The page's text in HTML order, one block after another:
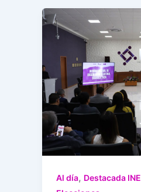
Al día, Destacada INE